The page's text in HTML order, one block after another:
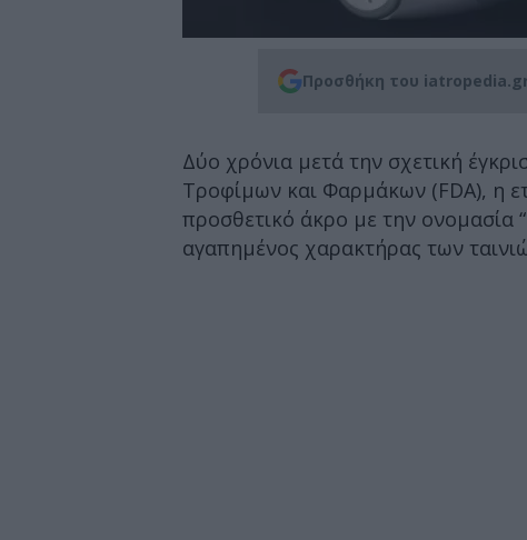
Προσθήκη του
Δύο χρόνια μετά την σχετική
Τροφίμων και Φαρμάκων (FDA), η
προσθετικό άκρο με την ονομασία
αγαπημένος χαρακτήρας των